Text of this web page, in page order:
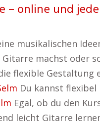
– online und
musikalischen
machst
flexible
Du kannst
Egal, ob du den
leicht Gitarre